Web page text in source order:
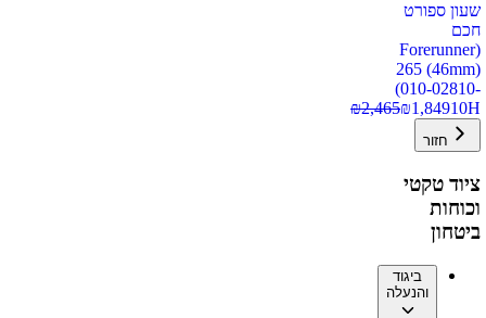
שעון ספורט
חכם
(Forerunner
265 (46mm)
(010-02810-
10H
₪1,849
₪2,465
חזור
ציוד טקטי
וכוחות
ביטחון
ביגוד
והנעלה